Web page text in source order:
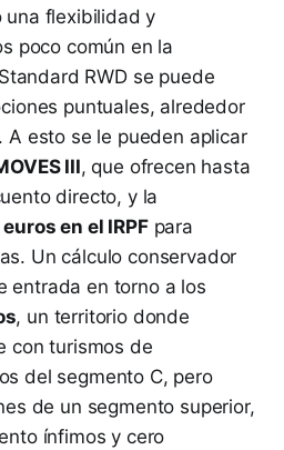
una flexibilidad y
poco común en la
RWD se puede
puntuales, alrededor
. A esto se le pueden aplicar
III, que ofrecen hasta
directo, y la
en el IRPFpara
Un cálculo conservador
entrada en torno a los
, un territorio donde
con turismos de
del segmento C, pero
de un segmento superior,
ínfimos y cero